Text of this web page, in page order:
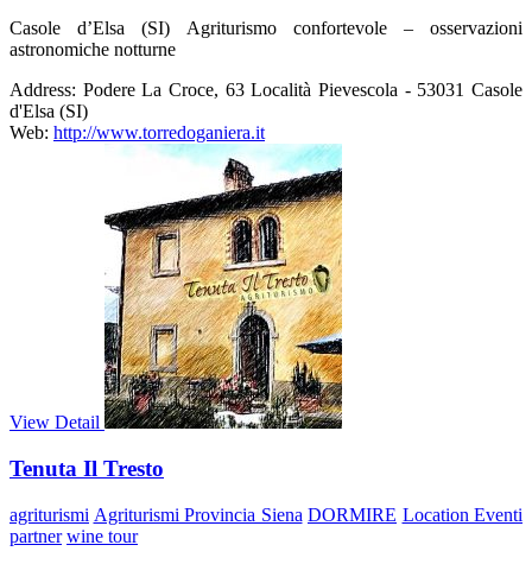
Casole d’Elsa (SI) Agriturismo confortevole – osservazioni
astronomiche notturne
Address: Podere La Croce, 63 Località Pievescola - 53031 Casole
d'Elsa (SI)
Web: http://www.torredoganiera.it
View Detail
Tenuta Il Tresto
agriturismi Agriturismi Provincia Siena DORMIRE Location Eventi
partner wine tour